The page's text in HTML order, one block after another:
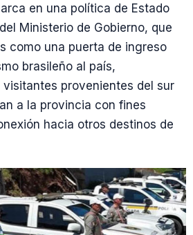
en una política de Estado
Ministerio de Gobierno, que
como una puerta de ingreso
brasileño al país,
provenientes del sur
a la provincia con fines
hacia otros destinos de